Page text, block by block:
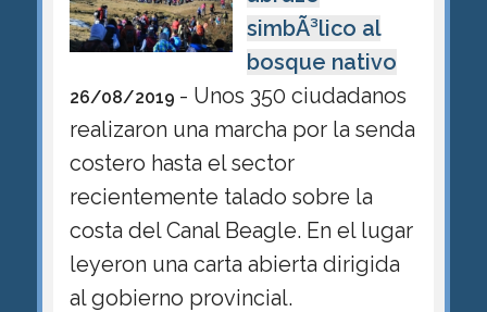
simbÃ³lico al
bosque nativo
26/08/2019 - Unos 350 ciudadanos
realizaron una marcha por la senda
costero hasta el sector
recientemente talado sobre la
costa del Canal Beagle. En el lugar
leyeron una carta abierta dirigida
al gobierno provincial.